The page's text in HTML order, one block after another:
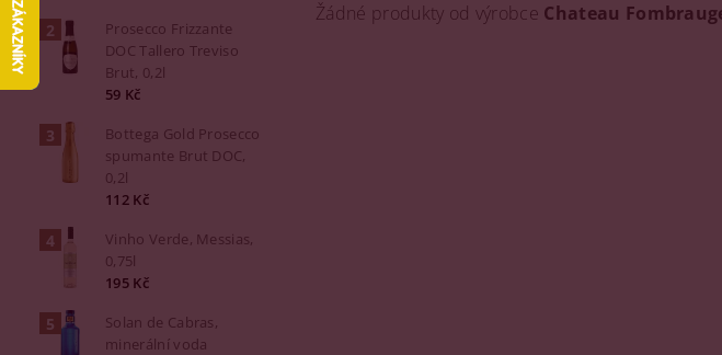
Prosecco Frizzante
DOC Tallero Treviso
Brut, 0,2l
59 Kč
Bottega Gold Prosecco
spumante Brut DOC,
0,2l
112 Kč
Vinho Verde, Messias,
0,75l
195 Kč
Solan de Cabras,
minerální voda
Žádné produkty od výrobce Chateau